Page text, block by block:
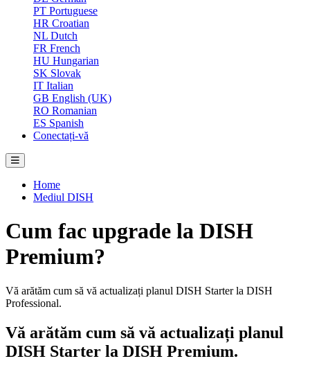
PT Portuguese
HR Croatian
NL Dutch
FR French
HU Hungarian
SK Slovak
IT Italian
GB English (UK)
RO Romanian
ES Spanish
Conectați-vă
Home
Mediul DISH
Cum fac upgrade la DISH
Premium?
Vă arătăm cum să vă actualizați planul DISH Starter la DISH
Professional.
Vă arătăm cum să vă actualizați planul
DISH Starter la DISH Premium.